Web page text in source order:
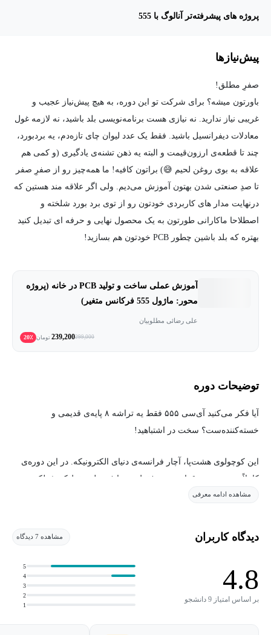
پروژه های پیشرفته‌تر آنالوگ با 555
پیش‌نیاز‌ها
صفرِ مطلق!
باورتون میشه؟ برای شرکت تو این دوره، به هیچ پیش‌نیاز عجیب و
غریبی نیاز ندارید. نه نیازی هست برنامه‌نویسی بلد باشید، نه لازمه غول
معادلات دیفرانسیل باشید. فقط یک عدد لیوان چای تازه‌دم، یه بردبورد،
چند تا قطعه‌ی ارزون‌قیمت و البته یه ذهن تشنه‌ی یادگیری (و کمی هم
علاقه به بوی روغن لحیم 😅) براتون کافیه! ما همه‌چیز رو از صفرِ صفر
تا صدِ صنعتی شدن بهتون آموزش می‌دیم. ولی اگر علاقه مند هستین که
درنهایت مدار های کاربردی خودتون رو از توی برد بورد شلخته و
اصطلاحا ماکارانی طورتون به یک محصول نهایی و حرفه ای تبدیل کنید
بهتره که بلد باشین چطور PCB خودتون هم بسازید!
آموزش عملی ساخت و تولید PCB در خانه (پروژه
محور: ماژول 555 فرکانس متغیر)
علی رضائی مطلوبیان
299,000
239,200 تومان 20٪
توضیحات دوره
آیا فکر می‌کنید آی‌سی ۵۵۵ فقط یه تراشه ۸ پایه‌ی قدیمی و
خسته‌کننده‌ست؟ سخت در اشتباهید!
این کوچولوی هشت‌پا، آچار فرانسه‌ی دنیای الکترونیکه. در این دوره‌ی
کاملاً پروژه‌محور، قرار نیست فقط چند تا فرمول حفظ کنیم؛ بلکه
قراره آستین‌ها رو بالا بزنیم و از این آی‌سی جادویی، مدارهای صنعتی و
میکروکنترلرهای پیچیده داره، این دوره قراره تمام معادلات ذهنی شما
مشاهده ادامه معرفی
دیدگاه کاربران مشاهده 7 دیدگاه
4.8
بر اساس امتیاز 9 دانشجو
1
2
3
4
5